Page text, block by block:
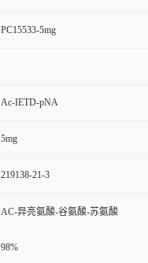
PC15533-5mg
Ac-IETD-pNA
5mg
219138-21-3
AC-异亮氨酸-谷氨酸-苏氨酸
98%